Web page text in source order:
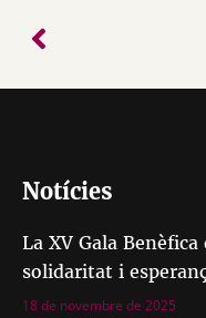
Notícies
La XV Gala
solidaritat i
18 de novembre de 2025